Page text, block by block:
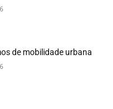
de mobilidade urbana